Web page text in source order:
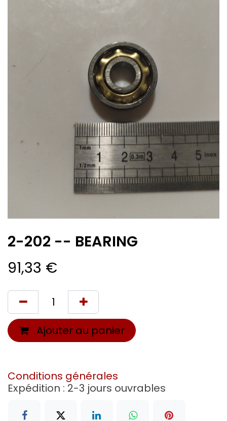
2-202 -- BEARING
91,33 €
Ajouter au panier
Conditions générales
Expédition : 2-3 jours ouvrables